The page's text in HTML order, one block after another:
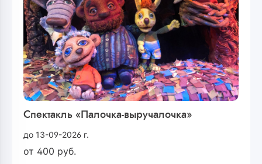
Спектакль «Палочка-выручалочка»
до 13-09-2026 г.
от 400 руб.